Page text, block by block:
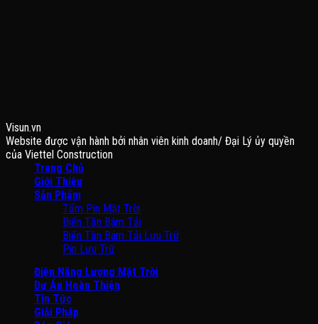
Visun.vn
Website được vận hành bởi nhân viên kinh doanh/ Đại Lý ủy quyền
của Viettel Construction
Trang Chủ
Giới Thiệu
Sản Phẩm
Tấm Pin Mặt Trời
Biến Tần Bám Tải
Biến Tần Bám Tải Lưu Trữ
Pin Lưu Trữ
Điện Năng Lượng Mặt Trời
Dự Án Hoàn Thiện
Tin Tức
Giải Pháp